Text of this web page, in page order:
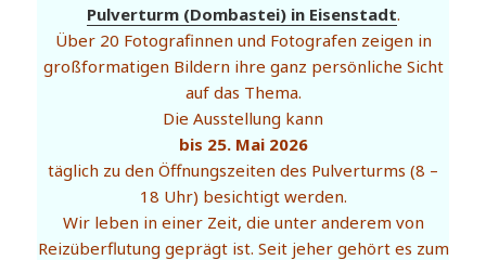
Pulverturm (Dombastei) in Eisenstadt.
Über 20 Fotografinnen und Fotografen zeigen in
großformatigen Bildern ihre ganz persönliche Sicht
auf das Thema.
Die Ausstellung kann
bis 25. Mai 2026
täglich zu den Öffnungszeiten des Pulverturms (8 –
18 Uhr) besichtigt werden.
Wir leben in einer Zeit, die unter anderem von
Reizüberflutung geprägt ist. Seit jeher gehört es zum